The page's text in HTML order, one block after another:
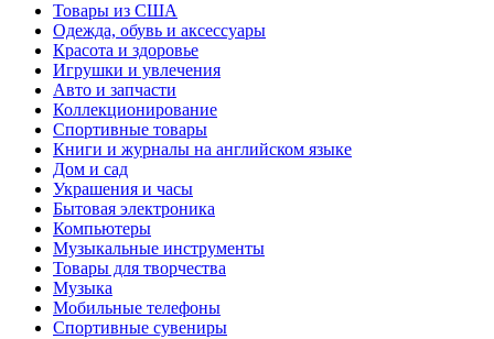
Товары из США
Одежда, обувь и аксессуары
Красота и здоровье
Игрушки и увлечения
Авто и запчасти
Коллекционирование
Спортивные товары
Книги и журналы на английском языке
Дом и сад
Украшения и часы
Бытовая электроника
Компьютеры
Музыкальные инструменты
Товары для творчества
Музыка
Мобильные телефоны
Спортивные сувениры